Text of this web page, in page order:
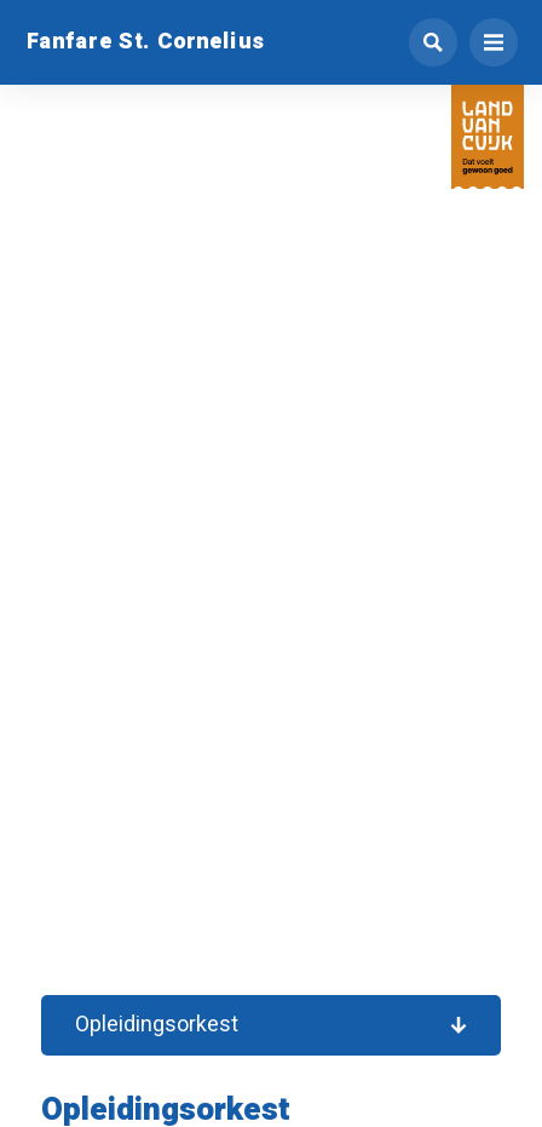
Fanfare St. Cornelius
Opleidingsorkest
Opleidingsorkest